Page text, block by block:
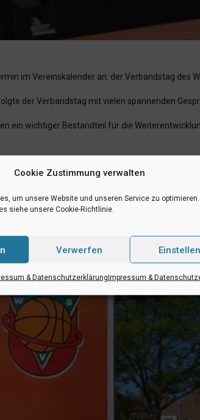
Cookie Zustimmung verwalten
um unsere Website und unseren Service zu optimieren.
siehe unsere Cookie-Richtlinie.
Verwerfen Einstellen
& DatenschutzerklärungImpressum &
im Vereinskalender an: der Verbandstag des
der Verbandstag mit vielen spannenden
ein wichtiger Bestandteil für die